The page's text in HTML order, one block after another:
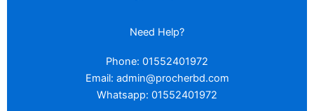
Need Help?
Phone: 01552401972
Email: admin@procherbd.com
Whatsapp: 01552401972